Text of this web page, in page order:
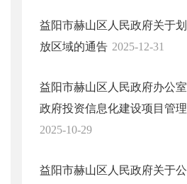
益阳市赫山区人民政府关于
放区域的通告 2025-12-31
益阳市赫山区人民政府办公
政府投资信息化建设项目管
2025-10-29
益阳市赫山区人民政府关于